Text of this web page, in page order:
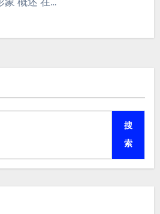
搜
索